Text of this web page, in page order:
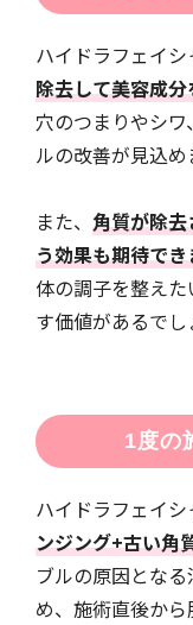
ハイドラフェイシ
除去して美容成
穴のつまりやシ
ルの改善が見込め
また、 角質が除
う効果も期待でき
体の調子を整え
す価値があるでし
1度の
ハイドラフェイ
ンジング+古い角
ブルの原因とな
め、施術直後か